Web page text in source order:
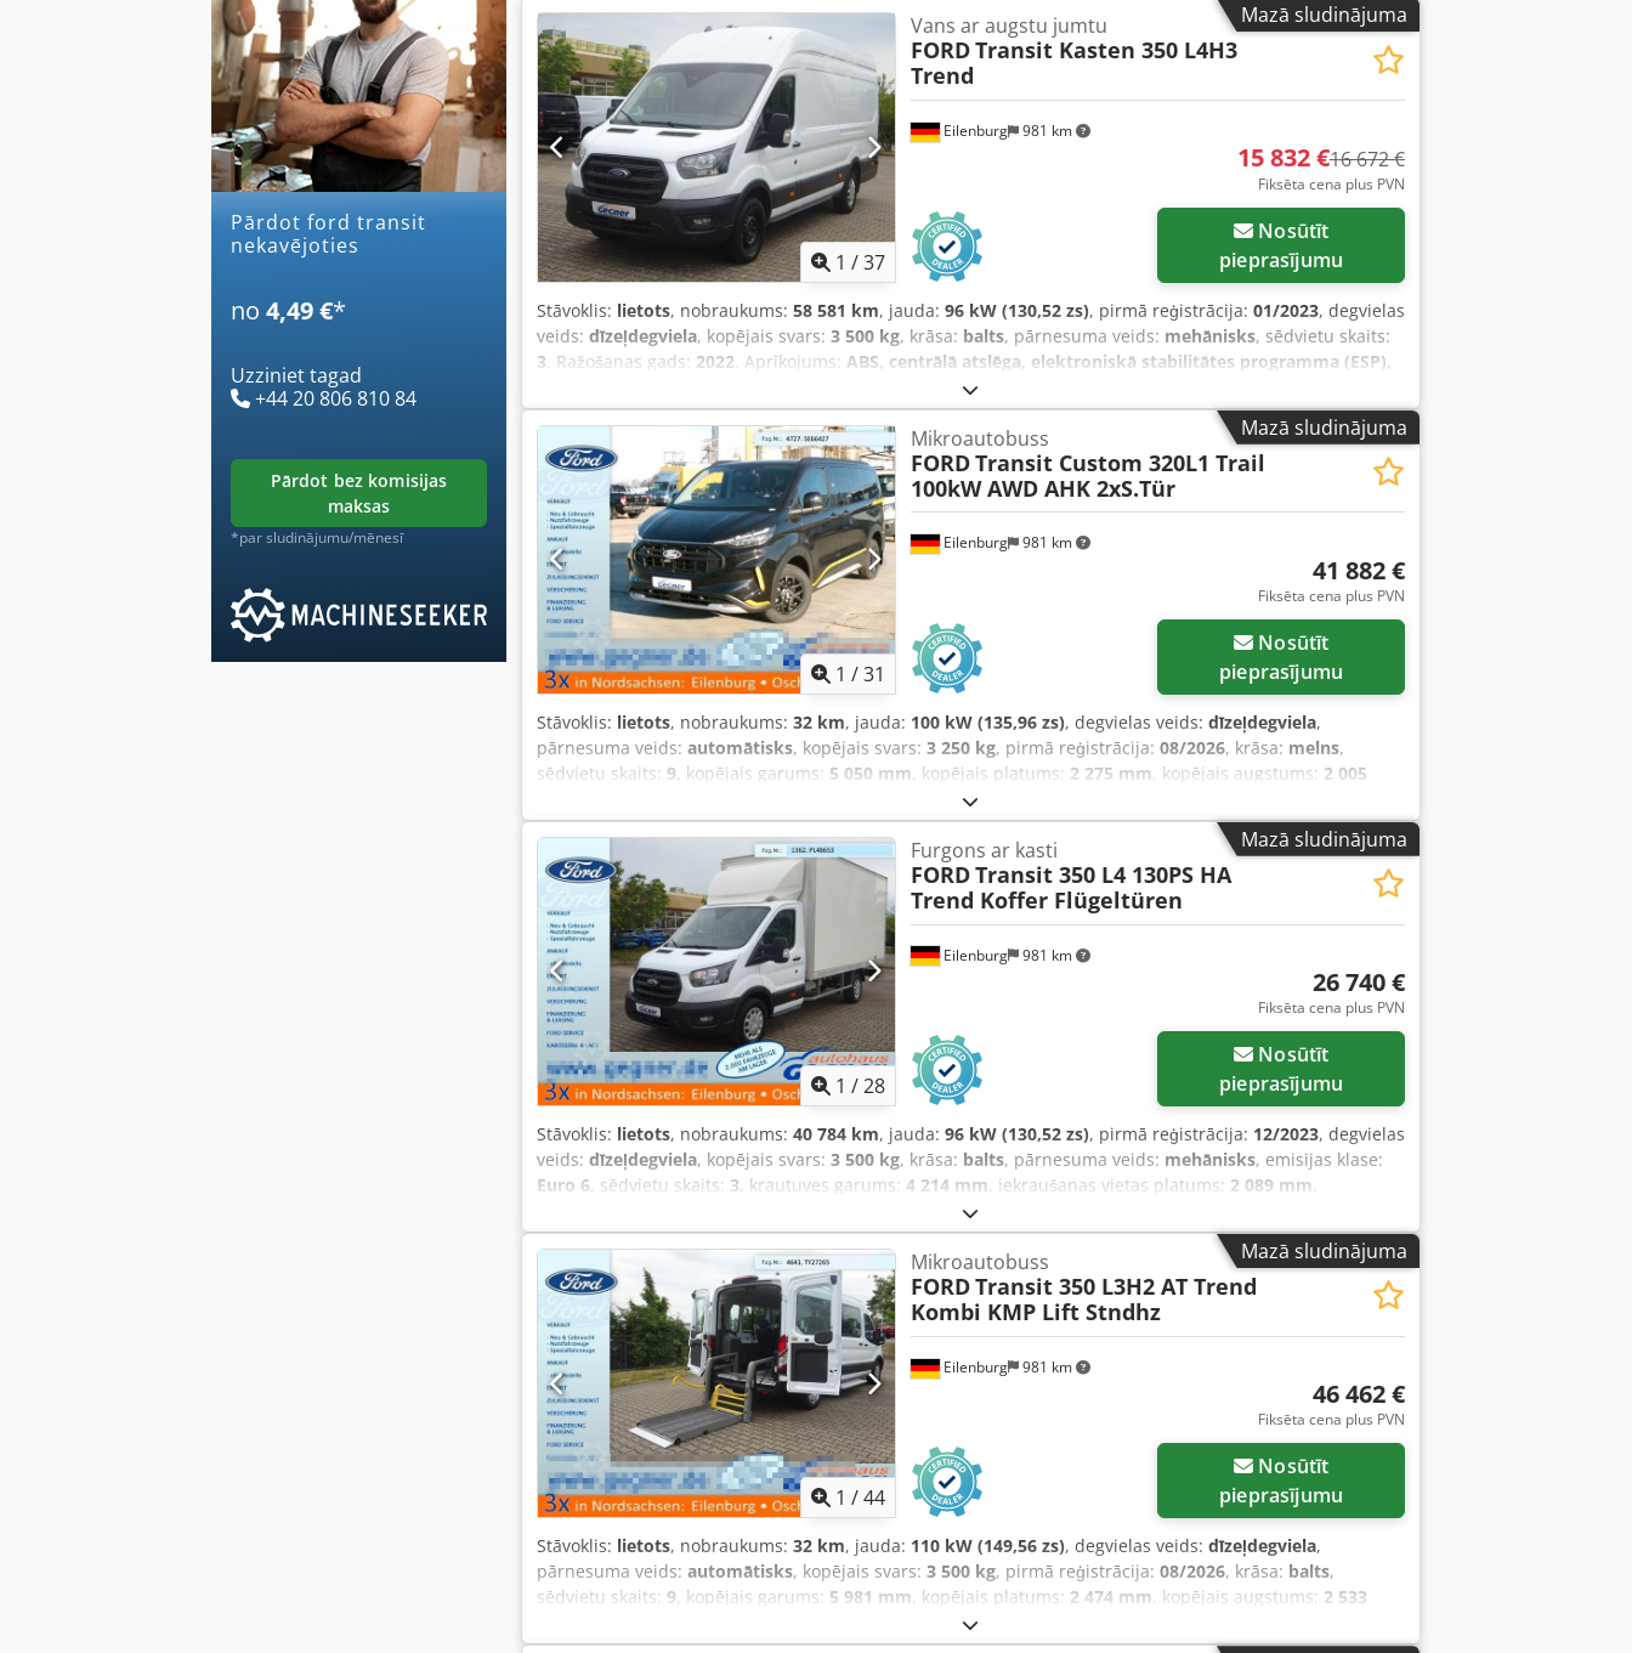
Pārdot ford transit
nekavējoties
no 4,49 €*
Uzziniet tagad
+44 20 806 810 84
pārdot bez komisijas
maksas
*par sludinājumu/mēnesī
Mazā sludinājuma
1 /37
Eilenburg 981 km
Vans ar augstu jumtu
FORDTransit Kasten 350 L4H3
Trend
15 832 €16 672 €
Fiksēta cena plus PVN
pieprasījumu
Stāvoklis: lietots, nobraukums: 58 581 km, jauda: 96 kW (130,52 zs), pirmā reģistrācija: 01/2023, degvielas
veids: dīzeļdegviela, kopējais svars: 3 500 kg, krāsa: balts, pārnesuma veids: mehānisks, sēdvietu skaits:
3, Ražošanas gads: 2022, Aprīkojums: ABS, centrālā atslēga, elektroniskā stabilitātes programma (ESP),
Mazā sludinājuma
1 /31
Eilenburg 981 km
Mikroautobuss
FORDTransit Custom 320L1 Trail
100kW AWD AHK 2xS.Tür
41 882 €
Fiksēta cena plus PVN
pieprasījumu
Stāvoklis: lietots, nobraukums: 32 km, jauda: 100 kW (135,96 zs), degvielas veids: dīzeļdegviela,
pārnesuma veids: automātisks, kopējais svars: 3 250 kg, pirmā reģistrācija: 08/2026, krāsa: melns,
sēdvietu skaits: 9, kopējais garums: 5 050 mm, kopējais platums: 2 275 mm, kopējais augstums: 2 005
ABS, centrālā atslēga, elektroniskā stabilitātes programma (ESP), gaisa
kondicionēšana, kvēpu filtrs, navigācijas sistēma, pilnpiedziņa,
Mazā sludinājuma
1 /28
Eilenburg 981 km
Furgons ar kasti
FORDTransit 350 L4 130PS HA
Trend Koffer Flügeltüren
26 740 €
Fiksēta cena plus PVN
pieprasījumu
Stāvoklis: lietots, nobraukums: 40 784 km, jauda: 96 kW (130,52 zs), pirmā reģistrācija: 12/2023, degvielas
veids: dīzeļdegviela, kopējais svars: 3 500 kg, krāsa: balts, pārnesuma veids: mehānisks, emisijas klase:
Euro 6, sēdvietu skaits: 3, krautuves garums: 4 214 mm, iekraušanas vietas platums: 2 089 mm,
, Ražošanas gads:
elektroniskā stabilitātes programma (ESP), gaisa kondicionēšana, kvēpu filtrs,
Mazā sludinājuma
1 /44
Eilenburg 981 km
Mikroautobuss
FORDTransit 350 L3H2 AT Trend
Kombi KMP Lift Stndhz
46 462 €
Fiksēta cena plus PVN
pieprasījumu
Stāvoklis: lietots, nobraukums: 32 km, jauda: 110 kW (149,56 zs), degvielas veids: dīzeļdegviela,
pārnesuma veids: automātisks, kopējais svars: 3 500 kg, pirmā reģistrācija: 08/2026, krāsa: balts,
sēdvietu skaits: 9, kopējais garums: 5 981 mm, kopējais platums: 2 474 mm, kopējais augstums: 2 533
ABS, centrālā atslēga, elektroniskā stabilitātes programma (ESP), gaisa
kondicionēšana, kvēpu filtrs, navigācijas sistēma, stāvvietas sildītājs,